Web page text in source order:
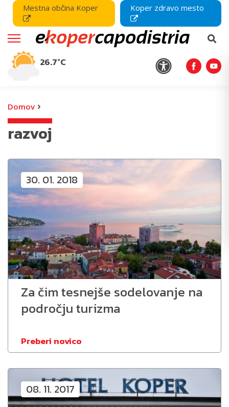
Mestna občina Koper Koper zdravo mesto
26.7°C
Domov ›
razvoj
30. 01. 2018
Za čim tesnejše sodelovanje na
področju turizma
Preberi novico
08. 11. 2017